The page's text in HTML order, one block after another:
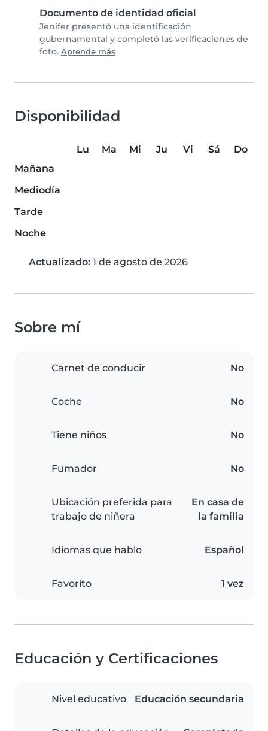
Documento de identidad oficial
Jenifer presentó una identificación
gubernamental y completó las verificaciones de
foto. Aprende más
Disponibilidad
Lu Ma Mi Ju Vi Sá
Do
Mañana
Mediodía
Tarde
Noche
Actualizado: 1 de agosto de 2026
Sobre mí
Carnet de conducir No
Coche No
Tiene niños No
Fumador No
Ubicación preferida para
trabajo de niñera
En casa de
la familia
Idiomas que hablo Español
Favorito 1 vez
Educación y Certificaciones
Nivel educativo Educación secundaria